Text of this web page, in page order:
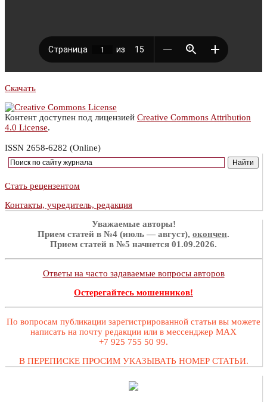
Скачать
Контент доступен под лицензией Creative Commons Attribution
4.0 License.
ISSN 2658-6282 (Online)
Стать рецензентом
Контакты, учредитель, редакция
Уважаемые авторы!
Прием статей в №4 (июль — август), окончен.
Прием статей в №5 начнется 01.09.2026.
Ответы на часто задаваемые вопросы авторов
Остерегайтесь мошенников!
По вопросам публикации зарегистрированной статьи вы можете
написать на почту редакции или в мессенджер MAX
+7 925 755 50 99.
В ПЕРЕПИСКЕ ПРОСИМ УКАЗЫВАТЬ НОМЕР СТАТЬИ.